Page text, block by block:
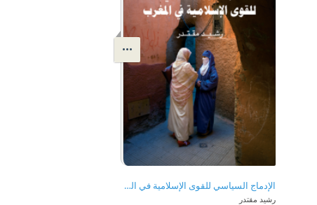
الإدماج السياسي للقوى الإسلامية في المغرب
رشيد مقتدر